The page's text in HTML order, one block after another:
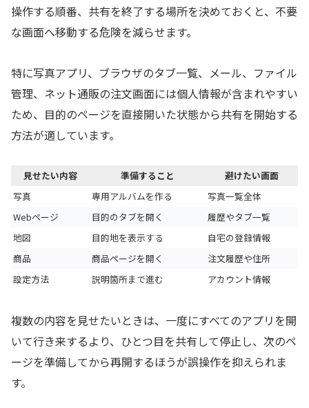
操作する順番、共有を終了する場所を決めておくと、不要
な画面へ移動する危険を減らせます。
特に写真アプリ、ブラウザのタブ一覧、メール、ファイル
管理、ネット通販の注文画面には個人情報が含まれやすい
ため、目的のページを直接開いた状態から共有を開始する
方法が適しています。
見せたい内容 準備すること
避けたい画面
写真
専用アルバムを作る
写真一覧全体
Webページ
目的のタブを開く
履歴やタブ一覧
地図
目的地を表示する
自宅の登録情報
商品
商品ページを開く
注文履歴や住所
設定方法
説明箇所まで進む アカウント情報
複数の内容を見せたいときは、一度にすべてのアプリを開
いて行き来するより、ひとつ目を共有して停止し、次のペ
ージを準備してから再開するほうが誤操作を抑えられま
す。